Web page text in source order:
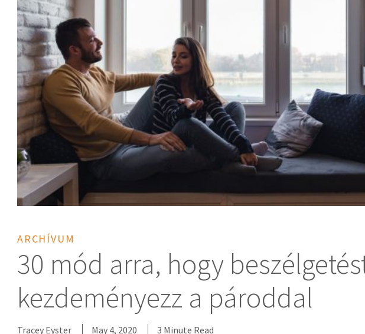
ARCHÍVUM
30 mód arra, hogy
kezdeményezz a pároddal
Tracey Eyster May 4, 2020 3 Minute Read